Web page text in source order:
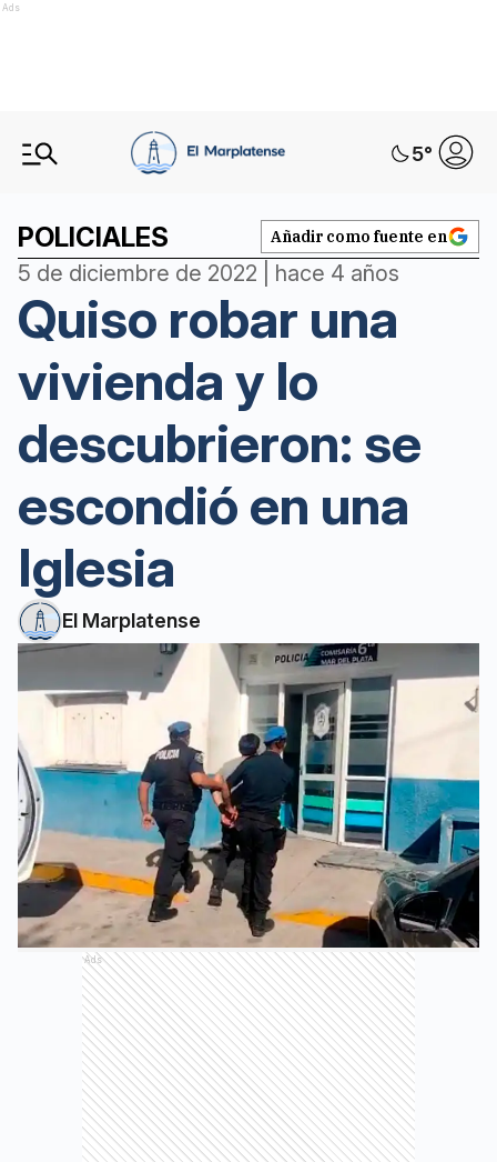
Ads
5°
POLICIALES Añadir como fuente en
5 de diciembre de 2022 | hace 4 años
Quiso robar una
vivienda y lo
descubrieron: se
escondió en una
Iglesia
El Marplatense
Ads